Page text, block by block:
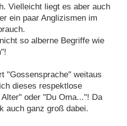
Vielleicht liegt es aber auch
ein paar Anglizismen im
so alberne Begriffe wie
"Gossensprache" weitaus
dieses respektlose
oder "Du Oma..."! Da
auch ganz groß dabei.